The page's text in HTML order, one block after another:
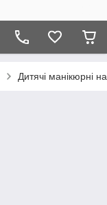
Дитячі манікюрні